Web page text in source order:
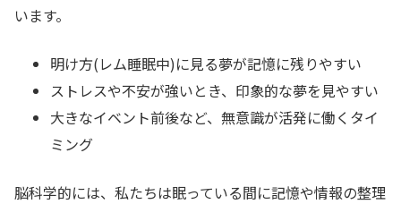
います。
明け方(レム睡眠中)に見る夢が記憶に残りやすい
ストレスや不安が強いとき、印象的な夢を見やすい
大きなイベント前後など、無意識が活発に働くタイ
ミング
脳科学的には、私たちは眠っている間に記憶や情報の整理